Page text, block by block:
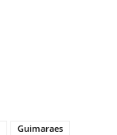
Guimaraes